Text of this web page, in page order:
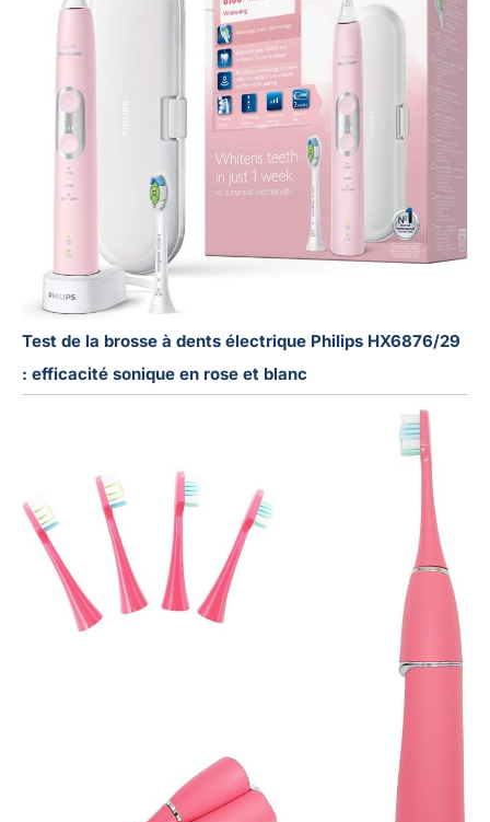
Test de la brosse à dents électrique Philips HX6876/29
: efficacité sonique en rose et blanc